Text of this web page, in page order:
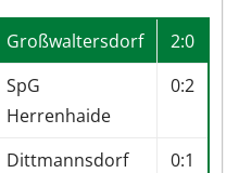
Großwaltersdorf
2:0
SpG
Herrenhaide
0:2
Dittmannsdorf 0:1